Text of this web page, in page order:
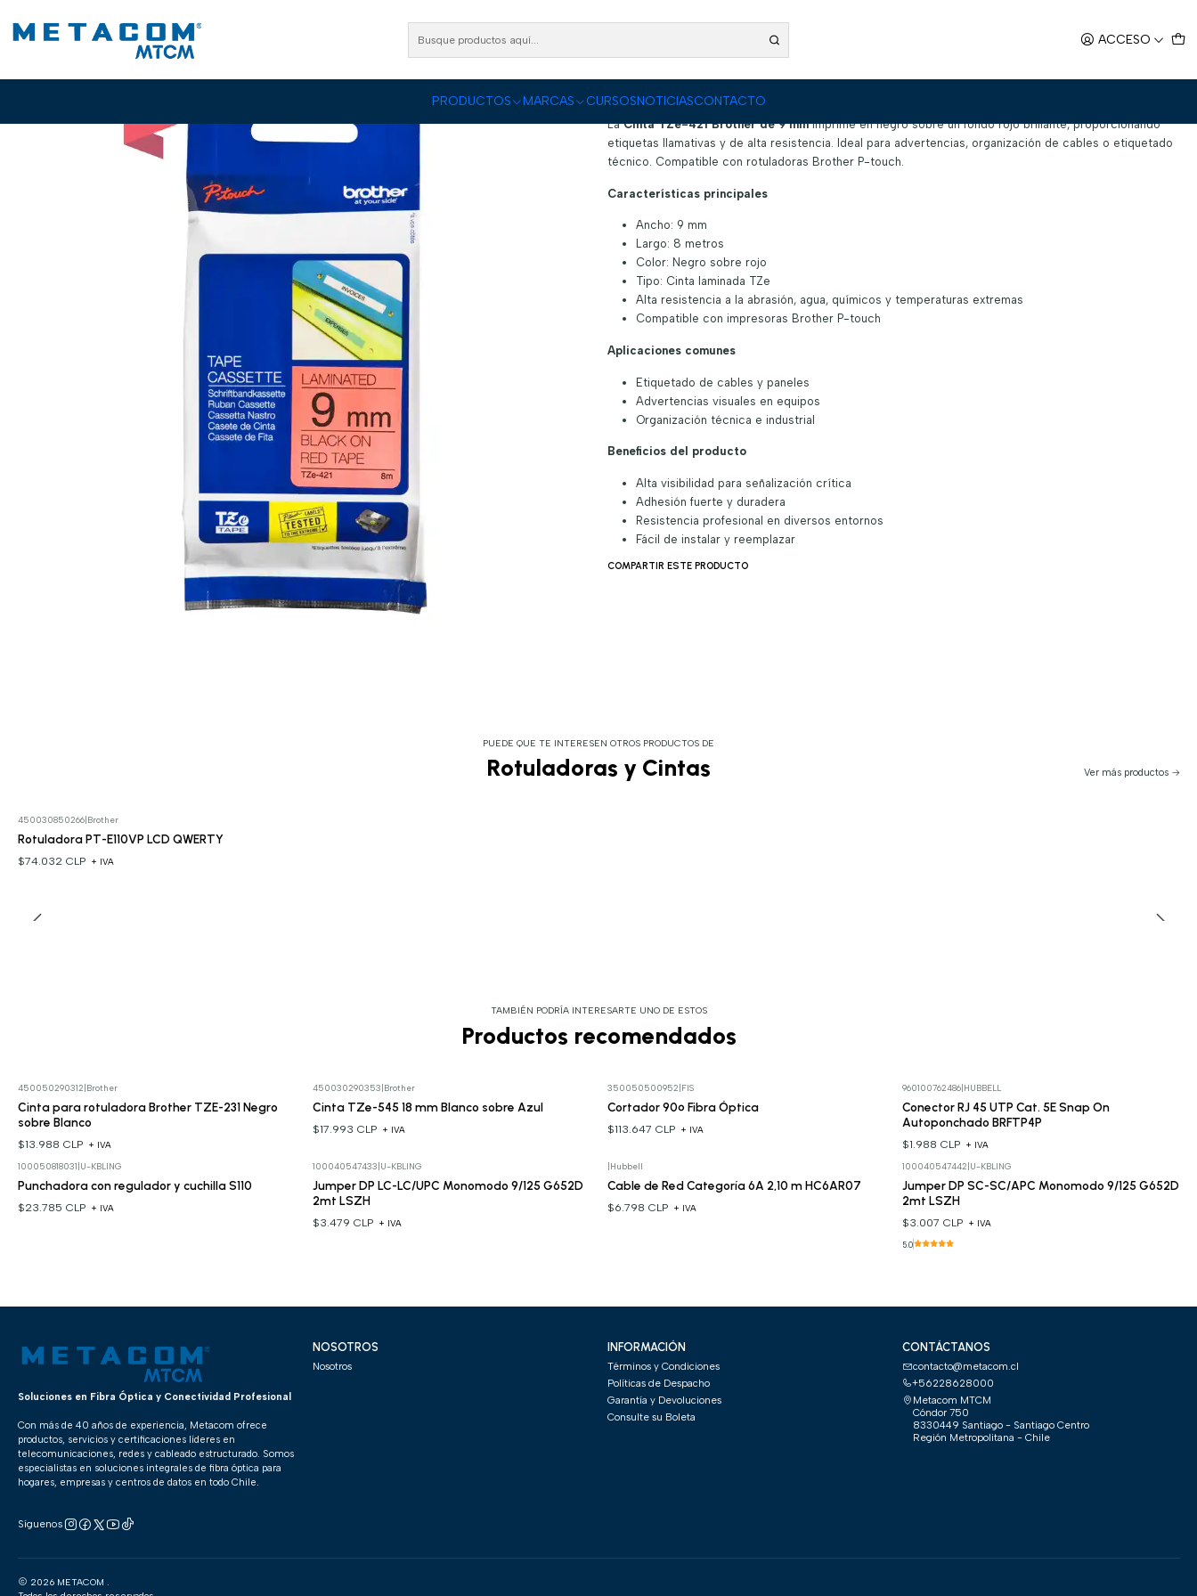
ACCESO
PRODUCTOS MARCAS CURSOSNOTICIASCONTACTO
Cinta TZe-421 9 mm Negro sobre Rojo
DESCRIPCIÓN
LaCinta TZe-421 Brother de 9 mmimprime en negro sobre un fondo rojo brillante, proporcionando
etiquetas llamativas y de alta resistencia. Ideal para advertencias, organización de cables o etiquetado
técnico. Compatible con rotuladoras Brother P-touch.
Características principales
Ancho: 9 mm
Largo: 8 metros
Color: Negro sobre rojo
Tipo: Cinta laminada TZe
Alta resistencia a la abrasión, agua, químicos y temperaturas extremas
Compatible con impresoras Brother P-touch
Aplicaciones comunes
Etiquetado de cables y paneles
Advertencias visuales en equipos
Organización técnica e industrial
Beneficios del producto
Alta visibilidad para señalización crítica
Adhesión fuerte y duradera
Resistencia profesional en diversos entornos
Fácil de instalar y reemplazar
COMPARTIR ESTE PRODUCTO
PUEDE QUE TE INTERESEN OTROS PRODUCTOS DE
Rotuladoras y Cintas Ver más productos
450030850266| Brother
Rotuladora PT-E110VP LCD QWERTY
$74.032 CLP + IVA
TAMBIÉN PODRÍA INTERESARTE UNO DE ESTOS
Productos recomendados
450050290312 Brother
Cinta para rotuladora Brother TZE-231 Negro
sobre Blanco
$13.988 CLP + IVA
450030290353 Brother
Cinta TZe-545 18 mm Blanco sobre Azul
$17.993 CLP + IVA
350050500952 FIS
Cortador 90º Fibra Óptica
$113.647 CLP + IVA
960100762486| HUBBELL
Conector RJ 45 UTP Cat. 5E Snap On
Autoponchado BRFTP4P
$1.988 CLP + IVA
100050818031 U-KBLING
Punchadora con regulador y cuchilla S110
$23.785 CLP + IVA
100040547433 U-KBLING
Jumper DP LC-LC/UPC Monomodo 9/125 G652D
2mt LSZH
$3.479 CLP + IVA
Hubbell
Cable de Red Categoría 6A 2,10 m HC6AR07
$6.798 CLP + IVA
100040547442 U-KBLING
Jumper DP SC-SC/APC Monomodo 9/125 G652D
2mt LSZH
$3.007 CLP + IVA
5.0
Soluciones en Fibra Óptica y Conectividad Profesional
Con más de 40 años de experiencia, Metacom ofrece
productos, servicios y certificaciones líderes en
telecomunicaciones, redes y cableado estructurado. Somos
especialistas en soluciones integrales de fibra óptica para
hogares, empresas y centros de datos en todo Chile.
Síguenos
NOSOTROS
Nosotros
INFORMACIÓN
Términos y Condiciones
Políticas de Despacho
Garantía y Devoluciones
Consulte su Boleta
CONTÁCTANOS
contacto@metacom.cl
+56228628000
Metacom MTCM
Cóndor 750
8330449 Santiago - Santiago Centro
Región Metropolitana - Chile
2026 METACOM .